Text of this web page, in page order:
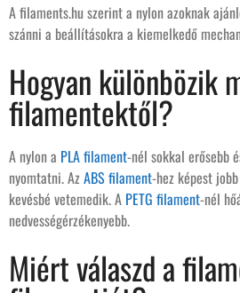
A filaments.hu szerint a nylon azoknak
szánni a beállításokra a kiemelkedő
Hogyan különbözik
filamentektől?
A nylon a PLA filament-nél sokkal erősebb
nyomtatni. Az ABS filament-hez képest
kevésbé vetemedik. A PETG filament-nél
nedvességérzékenyebb.
Miért válaszd a